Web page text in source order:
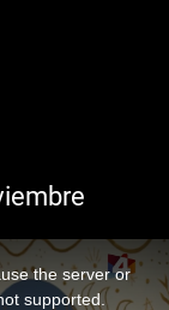
the server or
supported.